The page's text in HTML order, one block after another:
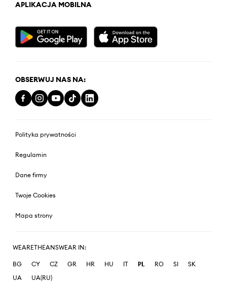
APLIKACJA MOBILNA
OBSERWUJ NAS NA:
Polityka prywatności
Regulamin
Dane firmy
Twoje Cookies
Mapa strony
WEARETHEANSWEAR IN:
BG CY CZ GR HR HU IT PL RO SI
SK
UA
UA(RU)